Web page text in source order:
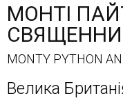
МОНТІ
MONTY PYTHON
Велика